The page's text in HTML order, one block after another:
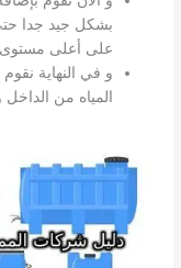
بشكل جيد جدا
على أعلى
و في النهاية
المياه من